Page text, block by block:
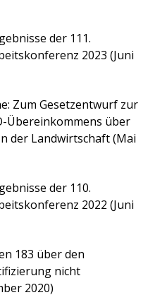
der 111.
2023 (Juni
Zum Gesetzentwurf zur
Übereinkommens über
der Landwirtschaft (Mai
der 110.
2022 (Juni
183 über den
nicht
2020)